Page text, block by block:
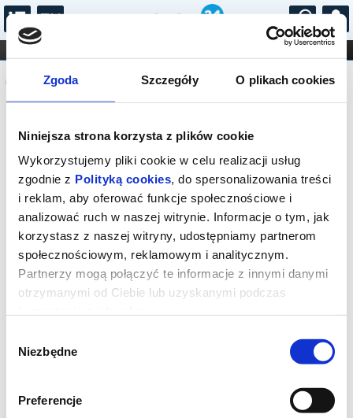
Zgoda Szczegóły O plikach cookies
Niniejsza strona korzysta z plików cookie
Wykorzystujemy pliki cookie w celu realizacji usług
zgodnie z Polityką cookies, do spersonalizowania treści
i reklam, aby oferować funkcje społecznościowe i
analizować ruch w naszej witrynie. Informacje o tym, jak
korzystasz z naszej witryny, udostępniamy partnerom
społecznościowym, reklamowym i analitycznym.
Partnerzy mogą połączyć te informacje z innymi danymi
otrzymanymi od Ciebie lub uzyskanymi podczas
zgody
Niezbędne
Preferencje
...
FILHARMONIA OPERA I BALET
STAND-UP
DLA DZIECI
Komunikat
Sprzedaż biletów on-line na wydarzenie
została zakończona.